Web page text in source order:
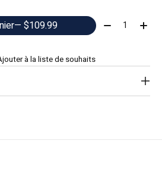
— $109.99 Quantité:
à la liste de souhaits